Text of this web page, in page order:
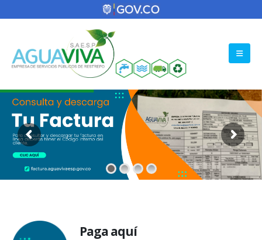
Paga aquí